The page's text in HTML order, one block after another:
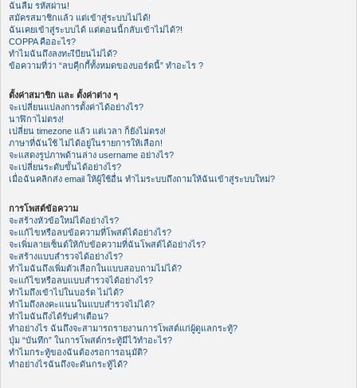
ฉันลืม รหัสผ่าน!
สมัครสมาชิกแล้ว แต่เข้าสู่ระบบไม่ได้!
ฉันเคยเข้าสู่ระบบได้ แต่ตอนนี้กลับเข้าไม่ได้?!
COPPA คืออะไร?
ทำไมฉันถึงลงทะเีบียนไม่ได้?
ข้อความที่ว่า “ลบคุีกกี้ทั้งหมดของบอร์ดนี้” ทำอะไร ?
ตั้งค่าสมาชิก และ ตั้งค่าต่าง ๆ
จะเปลี่ยนแปลงการตั้งค่าได้อย่างไร?
นาฬิกาไม่ตรง!
เปลี่ยน timezone แล้ว แต่เวลา ก็ยังไม่ตรง!
ภาษาที่ฉันใช้ ไม่ได้อยู่ในรายการให้เลือก!
จะแสดงรูปภาพด้านล่าง username อย่างไร?
จะเปลี่ยนระดับขั้นได้อย่างไร?
เมื่อฉันคลิกส่ง email ให้ผู้ใช้อื่น ทำไมระบบถึงถามให้ฉันเข้าสู่ระบบใหม่?
การโพสต์ข้อความ
จะสร้างหัวข้อใหม่ได้อย่างไร?
จะแก้ไขหรือลบข้อความที่โพสต์ได้อย่างไร?
จะเพิ่มลายเซ็นต์ให้กับข้อความที่ฉันโพสต์ได้อย่างไร?
จะสร้างแบบสำรวจได้อย่างไร?
ทำไมฉันถึงเพิ่มตัวเลือกในแบบสอบถามไม่ได้?
จะแก้ไขหรือลบแบบสำรวจได้อย่างไร?
ทำไมถึงเข้าไปในบอร์ด ไม่ได้?
ทำไมถึงลงคะแนนในแบบสำรวจไม่ได้?
ทำไมฉันถึงได้รับคำเตือน?
ทำอย่างไร ฉันถึงจะสามารถรายงานการโพสต์แก่ผู้ดูแลกระทู้?
ปุ่ม “บันทึก” ในการโพสต์กระทู้มีไว้ทำอะไร?
ทำไมกระทู้ของฉันต้องรอการอนุมัติ?
ทำอย่างไรฉันถึงจะดันกระทู้ได้?